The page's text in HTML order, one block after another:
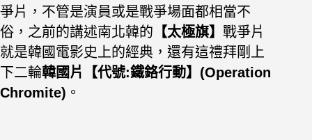
爭片，不管是演員或是戰爭場面都相當不
俗，之前的講述南北韓的 【太極旗】 戰爭片
就是韓國電影史上的經典，還有這禮拜剛上
下二輪韓國片【代號:鐵鉻行動】(Operation
Chromite) 。